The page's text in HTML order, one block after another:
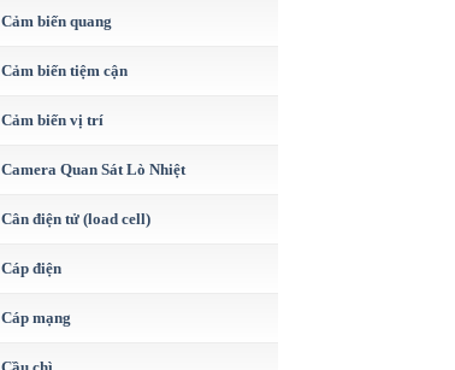
Cảm biến quang
Cảm biến tiệm cận
Cảm biến vị trí
Camera Quan Sát Lò Nhiệt
Cân điện tử (load cell)
Cáp điện
Cáp mạng